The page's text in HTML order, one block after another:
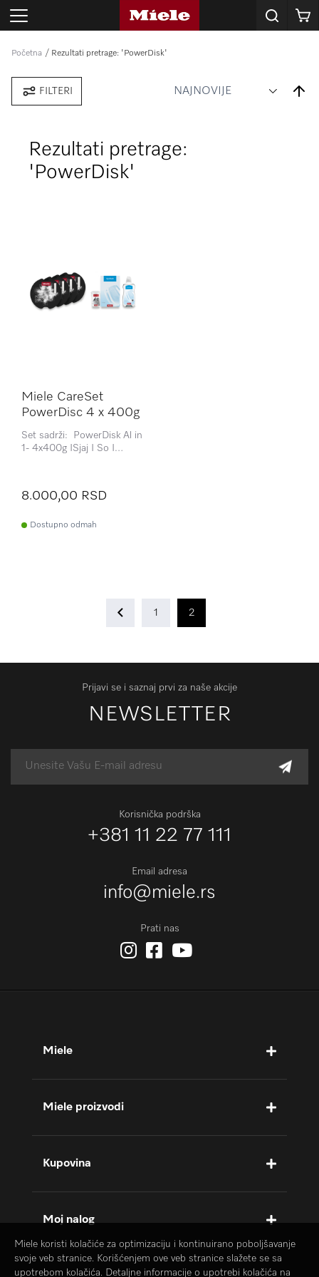
Korpa
Početna Rezultati pretrage: 'PowerDisk'
Set
Rezultati pretrage:
'PowerDisk'
Miele CareSet
PowerDisc 4 x 400g
Set sadrži: PowerDisk Al in
1- 4x400g ISjaj I So I
8.000,00 RSD
Dostupno odmah
1 2
FILTERI
Prijavi se i saznaj prvi za naše akcije
NEWSLETTER
Korisnička podrška
+381 11 22 77 111
Email adresa
info@miele.rs
Prati nas
Miele
Miele proizvodi
Kupovina
Moj nalog
Miele koristi kolačiće za optimizaciju i kontinuirano poboljšavanje
svoje veb stranice. Korišćenjem ove veb stranice slažete se sa
upotrebom kolačića. Detaljne informacije o upotrebi kolačića na